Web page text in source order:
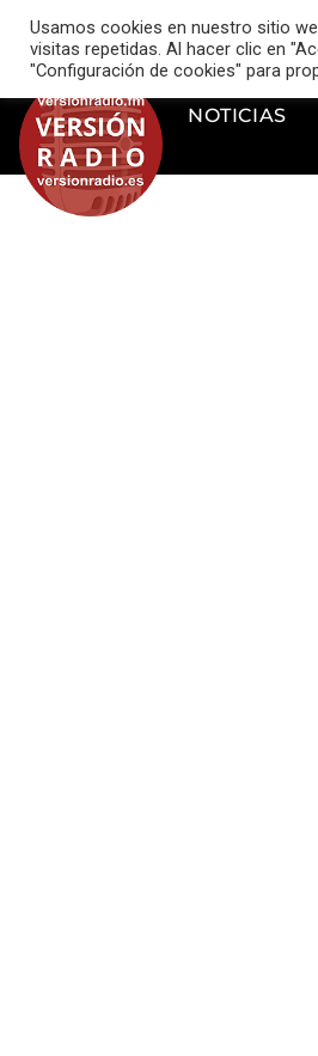
music_note VERSIÓN RADIO
NOTICIAS
Usamos cookies en nuestro sitio
visitas repetidas. Al hacer clic en
"Configuración de cookies" para